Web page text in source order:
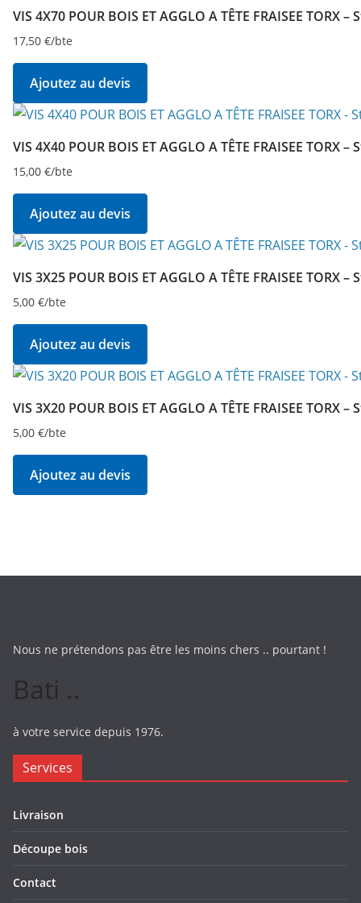
ET
AGGLO
TÊTE
FRAISEE
TORX
-
Starblock
VIS 4X70 POUR BOIS ET AGGLO A TÊTE FRAISEE TORX –
17,50 €/bte
Ajoutez au devis
VIS 4X40 POUR BOIS ET AGGLO A TÊTE FRAISEE TORX –
15,00 €/bte
Ajoutez au devis
VIS 3X25 POUR BOIS ET AGGLO A TÊTE FRAISEE TORX –
5,00 €/bte
Ajoutez au devis
VIS 3X20 POUR BOIS ET AGGLO A TÊTE FRAISEE TORX –
5,00 €/bte
Ajoutez au devis
Nous ne prétendons pas être les moins chers .. pourtant !
Bati ..
à votre service depuis 1976.
Services
Livraison
Découpe bois
Contact